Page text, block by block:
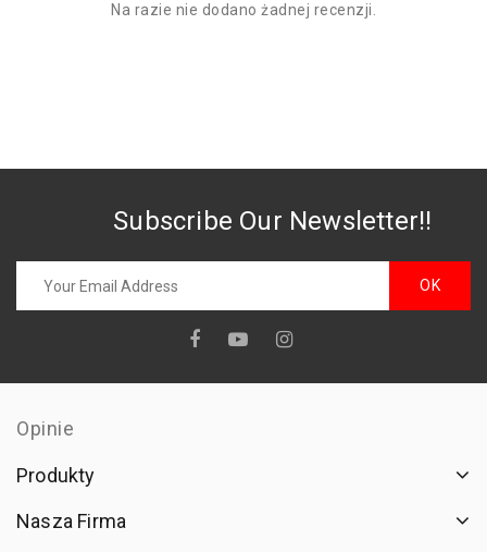
Na razie nie dodano żadnej recenzji.
Subscribe Our Newsletter!!
Opinie
Produkty
Nasza Firma